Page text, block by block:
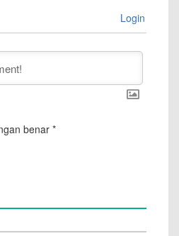
Login
benar *